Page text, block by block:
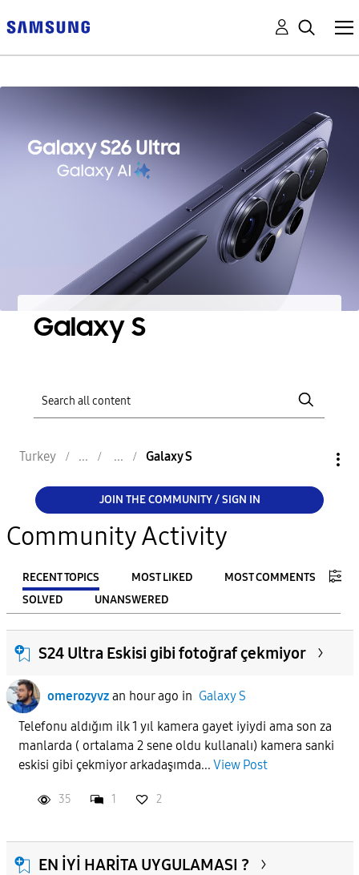
Galaxy S
Turkey Galaxy S
JOIN THE COMMUNITY / SIGN IN
Community Activity
RECENT TOPICS MOST LIKED
MOST COMMENTS
SOLVED
UNANSWERED
FILTER:
From
To
S24 Ultra Eskisi gibi fotoğraf çekmiyor
omerozyvz an hour ago in Galaxy S
Telefonu aldığım ilk 1 yıl kamera gayet iyiydi ama son za
manlarda ( ortalama 2 sene oldu kullanalı) kamera sanki
eskisi gibi çekmiyor arkadaşımda... View Post
35 1 2
EN İYİ HARİTA UYGULAMASI ?